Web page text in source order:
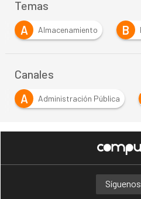
Temas
B
BPM C Costes
Canales
A
Administración Pública
Síguenos